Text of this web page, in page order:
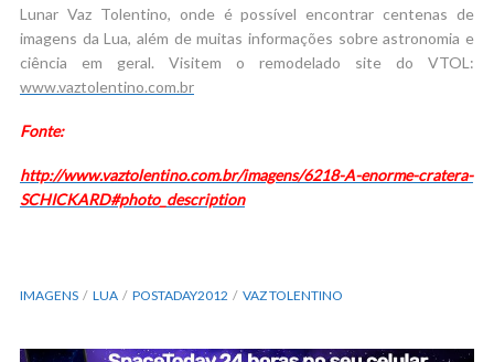
Lunar Vaz Tolentino, onde é possível encontrar centenas de
imagens da Lua, além de muitas informações sobre astronomia e
ciência em geral. Visitem o remodelado site do VTOL:
www.vaztolentino.com.br
Fonte:
http://www.vaztolentino.com.br/imagens/6218-A-enorme-cratera-
SCHICKARD#photo_description
IMAGENS LUA POSTADAY2012 VAZ TOLENTINO